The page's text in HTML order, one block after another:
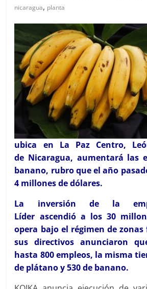
nicaragua, planta
ubica en La Paz Centro,
de Nicaragua, aumentará las
banano, rubro que el año
4 millones de dólares.
La inversión de la
Líder ascendió a los 30
opera bajo el régimen de
sus directivos anunciaron
hasta 800 empleos, la misma
de plátano y 530 de banano.